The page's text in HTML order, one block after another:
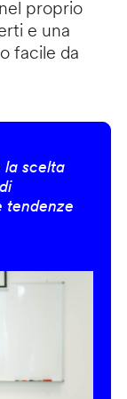
proprio
e una
facile da
la scelta
tendenze